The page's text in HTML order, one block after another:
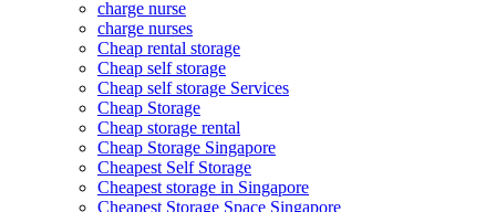
charge nurse
charge nurses
Cheap rental storage
Cheap self storage
Cheap self storage Services
Cheap Storage
Cheap storage rental
Cheap Storage Singapore
Cheapest Self Storage
Cheapest storage in Singapore
Cheapest Storage Space Singapore